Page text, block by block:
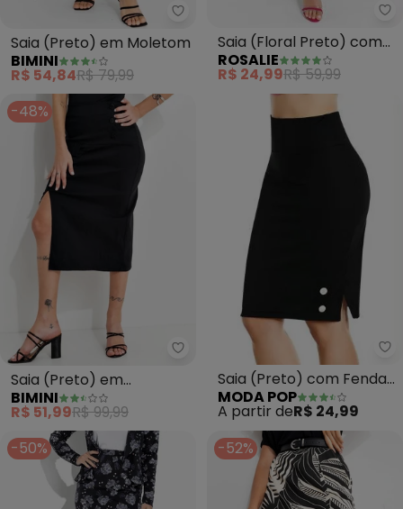
Bimini - Saia (Preto) em
Saia (Preto) em Moletom
BIMINI
R$ 54,84R$ 79,99
Saia (Floral Preto) com
Babado
ROSALIE
R$ 24,99R$ 59,99
-48%
Bimini - Saia (Preto) em
Saia (Preto) em
Bengaline
BIMINI
R$ 51,99R$ 99,99
Saia (Preto) com Fenda
Lateral
MODA POP
A partir deR$ 24,99
-50%
-52%